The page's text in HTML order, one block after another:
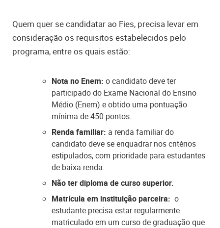
Quem quer se candidatar ao Fies, precisa levar em
consideração os requisitos estabelecidos pelo
programa, entre os quais estão:
Nota no Enem: o candidato deve ter
participado do Exame Nacional do Ensino
Médio (Enem) e obtido uma pontuação
mínima de 450 pontos.
Renda familiar: a renda familiar do
candidato deve se enquadrar nos critérios
estipulados, com prioridade para estudantes
de baixa renda.
Não ter diploma de curso superior.
Matrícula em instituição parceira: o
estudante precisa estar regularmente
matriculado em um curso de graduação que